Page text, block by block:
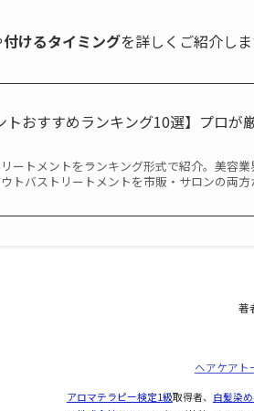
付けるタイミングを詳しくご紹介しま
トおすすめランキング10選】プロが
ートメントをランキング形式で紹介。美容
トバストリートメントを市販・サロンの両方
著
ヘアケアト
アロマテラピー検定1級取得者、 白髪染